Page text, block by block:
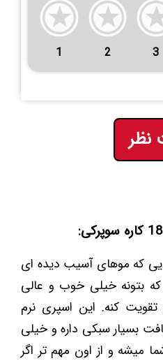
1 2 3
نظر
که موهای آسیب دیده ای
بتونه خیلی خوب و عالی
کنه. این اسپری نرم
بافت بسیار سبکی داره و خیلی
میشه و از اون مهم تر اگر